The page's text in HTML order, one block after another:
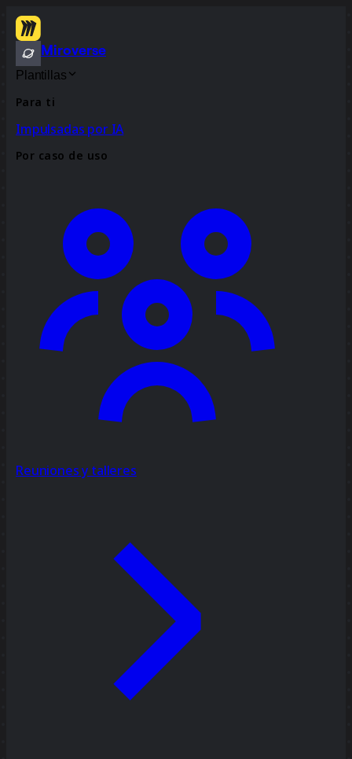
Miroverse
Plantillas
Para ti
Impulsadas por IA
Por caso de uso
Reuniones y talleres